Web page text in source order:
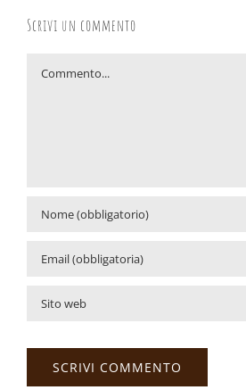
Scrivi un commento